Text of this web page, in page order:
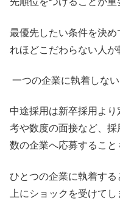
最優先したい条件を決
れほどこだわらない人が
一つの企業に執着しない
中途採用は新卒採用よ
考や数度の面接など、
数の企業へ応募すること
ひとつの企業に執着す
上にショックを受けてし